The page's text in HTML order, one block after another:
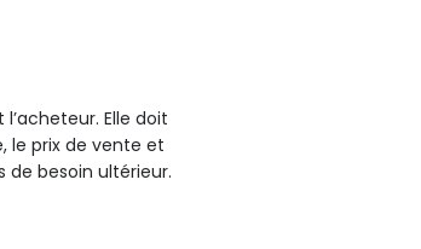
Elle doit
le prix de vente et
de besoin ultérieur.